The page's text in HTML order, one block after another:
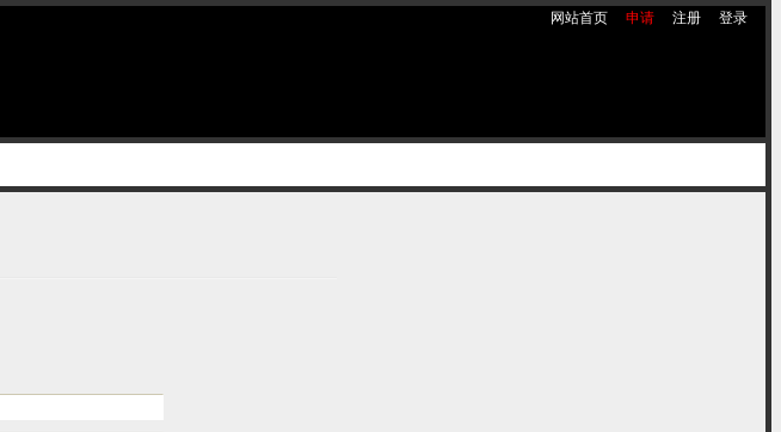
网站首页 申请 注册 登录